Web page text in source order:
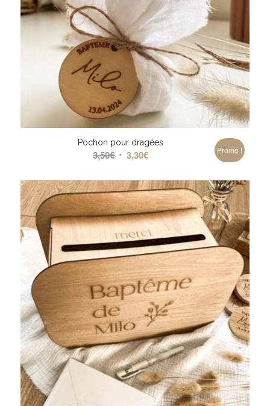
Pochon pour dragées
3,50€ Le
initial
était :
3,50€.
3,30€Le
actuel
est :
3,30€.
Promo !